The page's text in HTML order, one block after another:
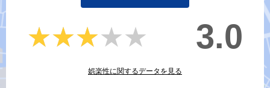
★★★★★
★★★★★ 3.0
娯楽性に関するデータを見る